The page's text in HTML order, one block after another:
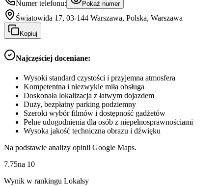
Numer telefonu: Pokaż numer
Światowida 17, 03-144 Warszawa, Polska, Warszawa
Kopiuj
Najczęściej doceniane:
Wysoki standard czystości i przyjemna atmosfera
Kompetentna i niezwykle miła obsługa
Doskonała lokalizacja z łatwym dojazdem
Duży, bezpłatny parking podziemny
Szeroki wybór filmów i dostępność gadżetów
Pełne udogodnienia dla osób z niepełnosprawnościami
Wysoka jakość techniczna obrazu i dźwięku
Na podstawie analizy opinii Google Maps.
7.75na 10
Wynik w rankingu Lokalsy